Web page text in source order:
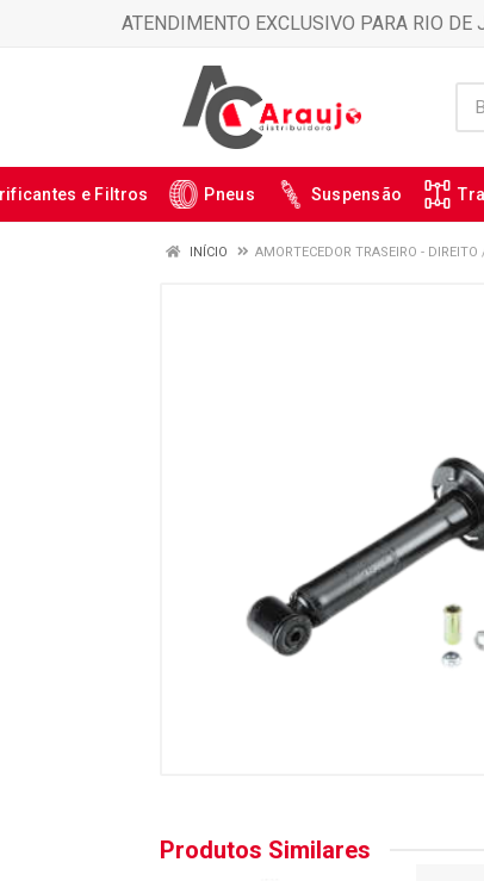
ATENDIMENTO EXCLUSIVO PARA RIO DE
e Filtros Pneus Suspensão
INÍCIO AMORTECEDOR TRASEIRO -
Produtos Similares